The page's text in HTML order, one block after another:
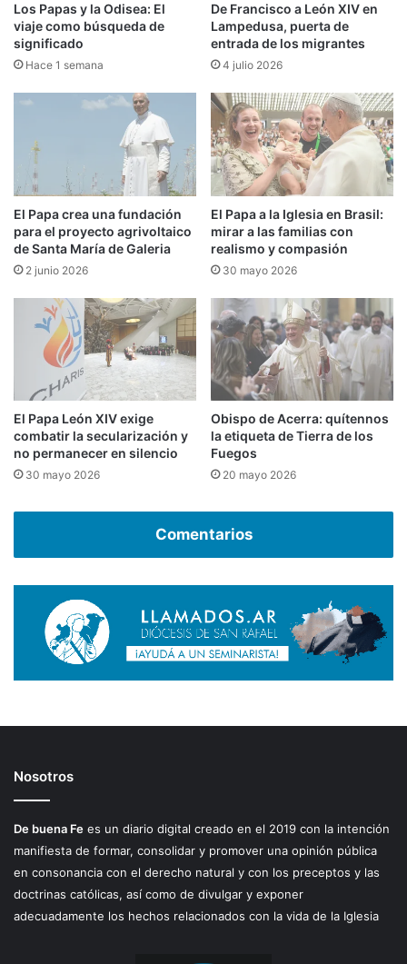
Los Papas y la Odisea: El
viaje como búsqueda de
significado
Hace 1 semana
De Francisco a León XIV en
Lampedusa, puerta de
entrada de los migrantes
4 julio 2026
El Papa crea una fundación
para el proyecto agrivoltaico
de Santa María de Galeria
2 junio 2026
El Papa a la Iglesia en Brasil:
mirar a las familias con
realismo y compasión
30 mayo 2026
El Papa León XIV exige
combatir la secularización y
no permanecer en silencio
30 mayo 2026
Obispo de Acerra: quítennos
la etiqueta de Tierra de los
Fuegos
20 mayo 2026
Comentarios
Nosotros
De buena Fe es un diario digital creado en el 2019 con la intención
manifiesta de formar, consolidar y promover una opinión pública
en consonancia con el derecho natural y con los preceptos y las
doctrinas católicas, así como de divulgar y exponer
adecuadamente los hechos relacionados con la vida de la Iglesia